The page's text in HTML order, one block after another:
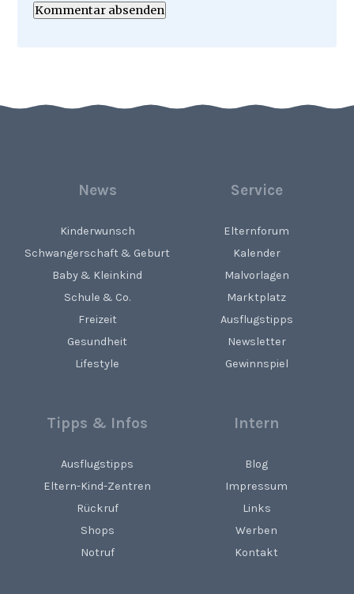
Kommentar absenden
News
Kinderwunsch
Schwangerschaft & Geburt
Baby & Kleinkind
Schule & Co.
Freizeit
Gesundheit
Lifestyle
Service
Elternforum
Kalender
Malvorlagen
Marktplatz
Ausflugstipps
Newsletter
Gewinnspiel
Tipps & Infos
Ausflugstipps
Eltern-Kind-Zentren
Rückruf
Shops
Notruf
Intern
Blog
Impressum
Links
Werben
Kontakt